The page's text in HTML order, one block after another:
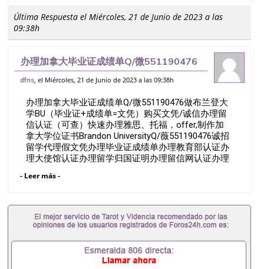
Última Respuesta el Miércoles, 21 de Junio de 2023 a las
09:38h
办理加拿大毕业证成绩单Q/微551190476
做布兰登大学BU（毕业证+成绩单=文凭）
办理雅思、托福，offer,制作
dfns , el Miércoles, 21 de Junio de 2023 a las 09:38h
办理加拿大毕业证成绩单Q/微551190476做布兰登大
学BU（毕业证+成绩单=文凭）购买文凭/诚信办理留
信认证（可查）快速办理雅思、托福，offer,制作加
拿大学位证书Brandon UniversityQ/薇551190476诚招
留学代理假文凭办理毕业证成绩单办理教育部认证办
理大使馆认证办理留学归国证明办理留信网认证办理
理学位证书办理美国文凭办理澳洲文凭办理英国文凭
1、毕业证+成绩单+留学回国人员证明+教育部认证,
录取通知书，雅思。（全套留学回国必备证明材料，
给父母及亲朋好友一份完美交代）； 2、雅思、托
请学校、转学，甚至是申请工签都可以用到）。 注：
上述材料，随时都可以安排办理，毕业证成绩单，学
- Leer más -